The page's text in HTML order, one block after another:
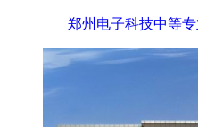
郑州电子科技中等专